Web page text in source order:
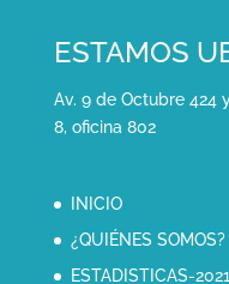
ESTAMOS
Av. 9 de Octubre 424
8, oficina 802
INICIO
¿QUIÉNES SOMOS?
ESTADISTICAS-2021